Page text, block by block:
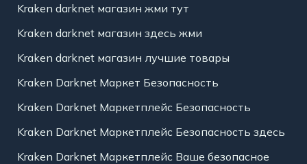
Kraken darknet магазин жми тут
Kraken darknet магазин здесь жми
Kraken darknet магазин лучшие товары
Kraken Darknet Маркет Безопасность
Kraken Darknet Маркетплейс Безопасность
Kraken Darknet Маркетплейс Безопасность здесь
Kraken Darknet Маркетплейс Ваше безопасное